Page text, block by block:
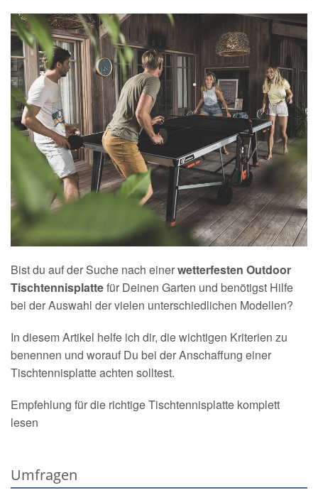
Bist du auf der Suche nach einerwetterfesten Outdoor
Tischtennisplattefür Deinen Garten und benötigst Hilfe
bei der Auswahl der vielen unterschiedlichen Modellen?
In diesem Artikel helfe ich dir, die wichtigen Kriterien zu
benennen und worauf Du bei der Anschaffung einer
Tischtennisplatte achten solltest.
Empfehlung für die richtige Tischtennisplatte komplett
lesen
Umfragen